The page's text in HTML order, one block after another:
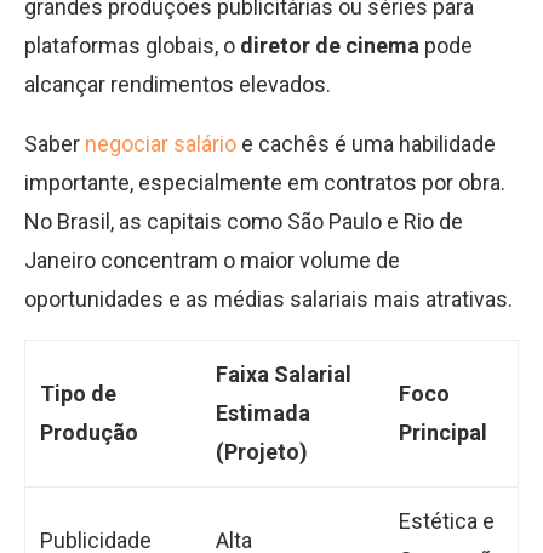
grandes produções publicitárias ou séries para
plataformas globais, o diretor de cinema pode
alcançar rendimentos elevados.
Saber negociar salário e cachês é uma habilidade
importante, especialmente em contratos por obra.
No Brasil, as capitais como São Paulo e Rio de
Janeiro concentram o maior volume de
oportunidades e as médias salariais mais atrativas.
Tipo de
Produção
Faixa Salarial
Estimada
(Projeto)
Foco
Principal
Publicidade Alta
Estética e